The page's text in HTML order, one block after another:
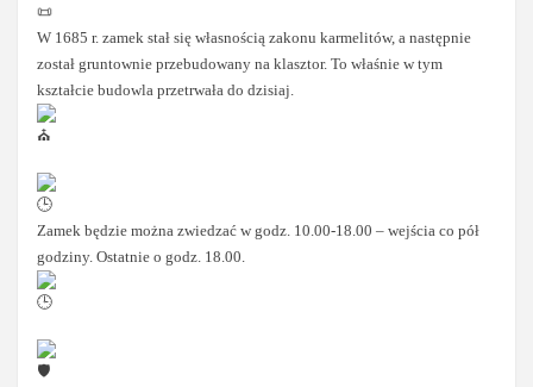
W 1685 r. zamek stał się własnością zakonu karmelitów, a następnie
został gruntownie przebudowany na klasztor. To właśnie w tym
kształcie budowla przetrwała do dzisiaj.
Zamek będzie można zwiedzać w godz. 10.00-18.00 – wejścia co pół
godziny. Ostatnie o godz. 18.00.